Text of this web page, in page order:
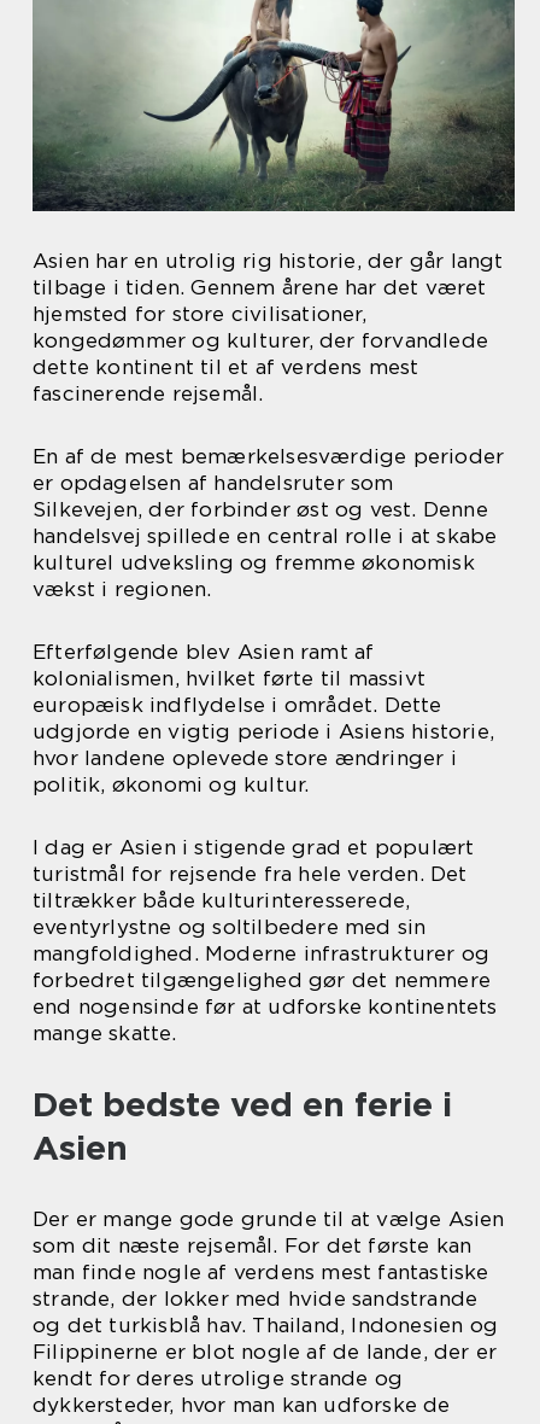
Asien har en utrolig rig historie, der går langt
tilbage i tiden. Gennem årene har det været
hjemsted for store civilisationer,
kongedømmer og kulturer, der forvandlede
dette kontinent til et af verdens mest
fascinerende rejsemål.
En af de mest bemærkelsesværdige perioder
er opdagelsen af handelsruter som
Silkevejen, der forbinder øst og vest. Denne
handelsvej spillede en central rolle i at skabe
kulturel udveksling og fremme økonomisk
vækst i regionen.
Efterfølgende blev Asien ramt af
kolonialismen, hvilket førte til massivt
europæisk indflydelse i området. Dette
udgjorde en vigtig periode i Asiens historie,
hvor landene oplevede store ændringer i
politik, økonomi og kultur.
I dag er Asien i stigende grad et populært
turistmål for rejsende fra hele verden. Det
tiltrækker både kulturinteresserede,
eventyrlystne og soltilbedere med sin
mangfoldighed. Moderne infrastrukturer og
forbedret tilgængelighed gør det nemmere
end nogensinde før at udforske kontinentets
mange skatte.
Det bedste ved en ferie i
Asien
Der er mange gode grunde til at vælge Asien
som dit næste rejsemål. For det første kan
man finde nogle af verdens mest fantastiske
strande, der lokker med hvide sandstrande
og det turkisblå hav. Thailand, Indonesien og
Filippinerne er blot nogle af de lande, der er
kendt for deres utrolige strande og
dykkersteder, hvor man kan udforske de